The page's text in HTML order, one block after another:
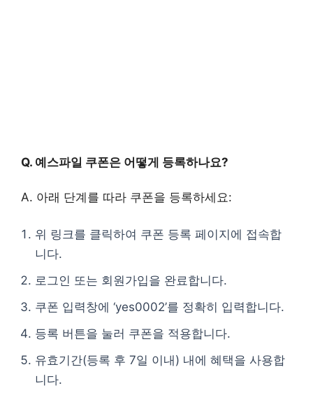
Q. 예스파일 쿠폰은 어떻게 등록하나요?
A. 아래 단계를 따라 쿠폰을 등록하세요:
위 링크를 클릭하여 쿠폰 등록 페이지에 접속합
니다.
로그인 또는 회원가입을 완료합니다.
쿠폰 입력창에 ‘yes0002’를 정확히 입력합니다.
등록 버튼을 눌러 쿠폰을 적용합니다.
유효기간(등록 후 7일 이내) 내에 혜택을 사용합
니다.